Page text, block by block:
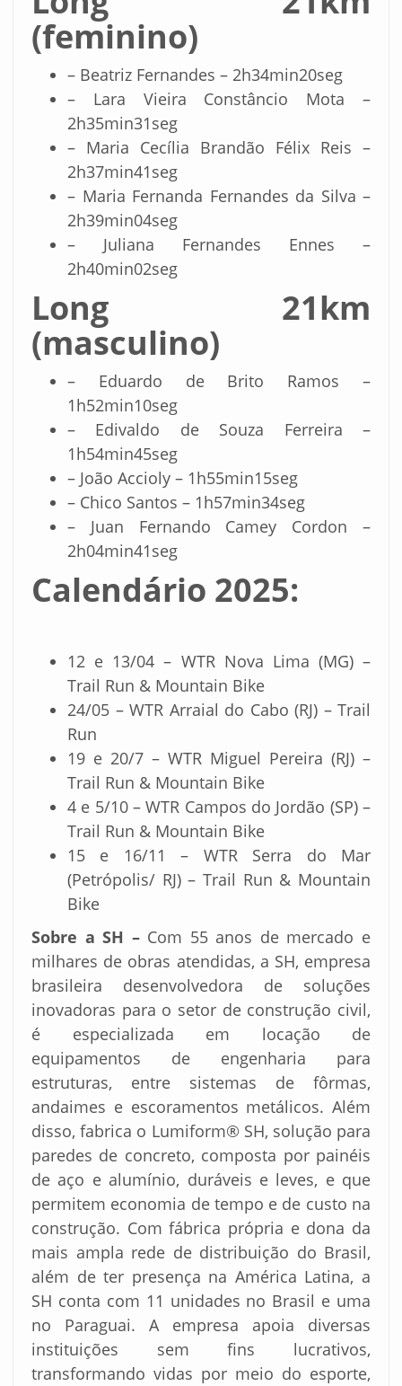
(feminino)
– Beatriz Fernandes – 2h34min20seg
– Lara Vieira Constâncio Mota –
2h35min31seg
– Maria Cecília Brandão Félix Reis –
2h37min41seg
– Maria Fernanda Fernandes da Silva –
2h39min04seg
– Juliana Fernandes Ennes –
2h40min02seg
Long 21km
(masculino)
– Eduardo de Brito Ramos –
1h52min10seg
– Edivaldo de Souza Ferreira –
1h54min45seg
– João Accioly – 1h55min15seg
– Chico Santos – 1h57min34seg
– Juan Fernando Camey Cordon –
2h04min41seg
Calendário 2025:
12 e 13/04 – WTR Nova Lima (MG) –
Trail Run & Mountain Bike
24/05 – WTR Arraial do Cabo (RJ) – Trail
Run
19 e 20/7 – WTR Miguel Pereira (RJ) –
Trail Run & Mountain Bike
4 e 5/10 – WTR Campos do Jordão (SP) –
Trail Run & Mountain Bike
15 e 16/11 – WTR Serra do Mar
(Petrópolis/ RJ) – Trail Run & Mountain
Bike
Sobre a SH – Com 55 anos de mercado e
milhares de obras atendidas, a SH, empresa
brasileira desenvolvedora de soluções
inovadoras para o setor de construção civil,
é especializada em locação de
equipamentos de engenharia para
estruturas, entre sistemas de fôrmas,
andaimes e escoramentos metálicos. Além
disso, fabrica o Lumiform® SH, solução para
paredes de concreto, composta por painéis
de aço e alumínio, duráveis e leves, e que
permitem economia de tempo e de custo na
construção. Com fábrica própria e dona da
mais ampla rede de distribuição do Brasil,
além de ter presença na América Latina, a
SH conta com 11 unidades no Brasil e uma
no Paraguai. A empresa apoia diversas
instituições sem fins lucrativos,
transformando vidas por meio do esporte,